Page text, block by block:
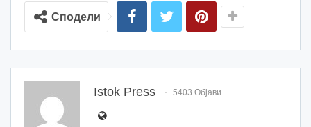
Сподели
Istok Press 5403 Објави